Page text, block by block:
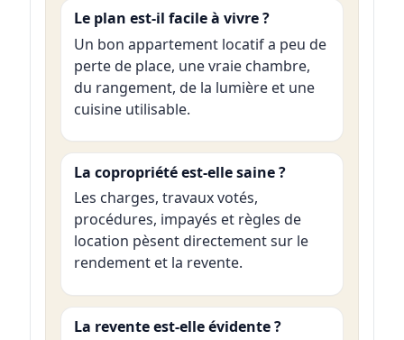
Le plan est-il facile à vivre ?
Un bon appartement locatif a peu de
perte de place, une vraie chambre,
du rangement, de la lumière et une
cuisine utilisable.
La copropriété est-elle saine ?
Les charges, travaux votés,
procédures, impayés et règles de
location pèsent directement sur le
rendement et la revente.
La revente est-elle évidente ?